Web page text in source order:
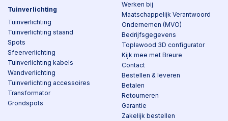
Tuinverlichting
Tuinverlichting
Tuinverlichting staand
Spots
Sfeerverlichting
Tuinverlichting kabels
Wandverlichting
Tuinverlichting accessoires
Transformator
Grondspots
Werken bij
Maatschappelijk Verantwoord
Ondernemen (MVO)
Bedrijfsgegevens
Toplawood 3D configurator
Kijk mee met Breure
Contact
Bestellen & leveren
Betalen
Retourneren
Garantie
Zakelijk bestellen